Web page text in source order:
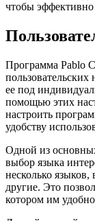
чтобы
Программа Pablo
пользовательских
ее под
помощью этих
настроить
удобству
Одной из
выбор языка
несколько
другие. Это
котором им